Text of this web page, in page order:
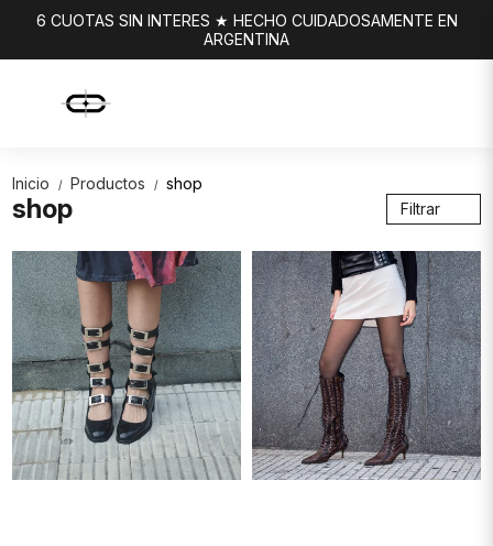
6 CUOTAS SIN INTERES ★ HECHO CUIDADOSAMENTE EN
ARGENTINA
Inicio / Productos / shop
shop Filtrar